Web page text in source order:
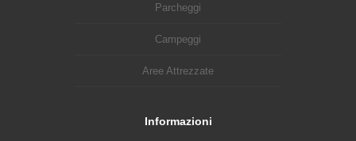
Parcheggi
Campeggi
Aree Attrezzate
Informazioni